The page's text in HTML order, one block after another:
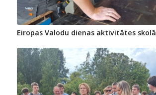
Eiropas Valodu dienas aktivitātes skolā